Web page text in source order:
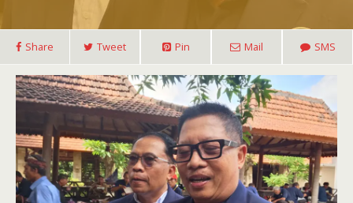
Share Tweet Pin Mail SMS